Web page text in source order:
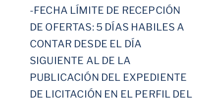
-FECHA LÍMITE DE RECEPCIÓN
DE OFERTAS: 5 DÍAS HABILES A
CONTAR DESDE EL DÍA
SIGUIENTE AL DE LA
PUBLICACIÓN DEL EXPEDIENTE
DE LICITACIÓN EN EL PERFIL DEL